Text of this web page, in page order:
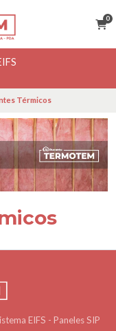
0
Térmicos
EIFS - Paneles SIP